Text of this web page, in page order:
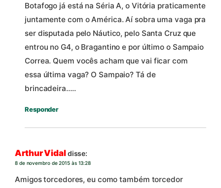
Botafogo já está na Séria A, o Vitória praticamente
juntamente com o América. Aí sobra uma vaga pra
ser disputada pelo Náutico, pelo Santa Cruz que
entrou no G4, o Bragantino e por último o Sampaio
Correa. Quem vocês acham que vai ficar com
essa última vaga? O Sampaio? Tá de
brincadeira…..
Responder
Arthur Vidaldisse:
8 de novembro de 2015 às 13:28
Amigos torcedores, eu como também torcedor